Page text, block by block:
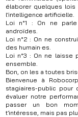
élaborer quelques lois
l’intelligence artificielle.
Loi n°1 : On ne
androïdes.
Loi n°2 : On ne
des humain·es.
Loi n°3 : On ne laisse
ensemble.
Bon, on les a toutes
Bienvenue à
stagiaires-public pour
évaluer notre
passer un bon
t’intéresse, mais pas